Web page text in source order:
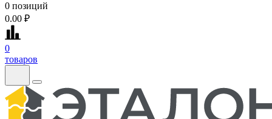
0 позиций
0.00 ₽
0
товаров